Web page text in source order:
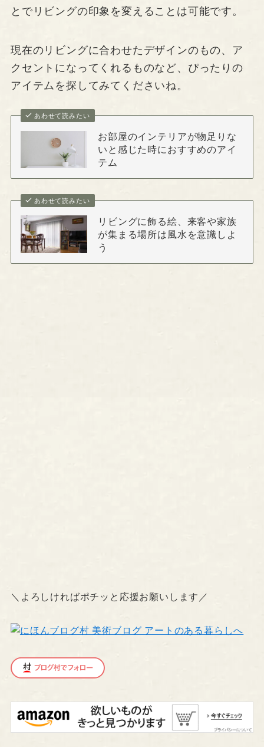
とでリビングの印象を変えることは可能です。
現在のリビングに合わせたデザインのもの、ア
クセントになってくれるものなど、ぴったりの
アイテムを探してみてくださいね。
あわせて読みたい
お部屋のインテリアが物足りな
いと感じた時におすすめのアイ
テム
あわせて読みたい
リビングに飾る絵、来客や家族
が集まる場所は風水を意識しよ
う
＼よろしければポチッと応援お願いします／